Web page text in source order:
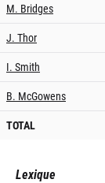
M. Bridges
J. Thor
I. Smith
B. McGowens
TOTAL
Lexique